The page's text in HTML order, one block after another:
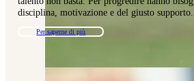
disciplina, motivazione e del giusto
Per saperne di più